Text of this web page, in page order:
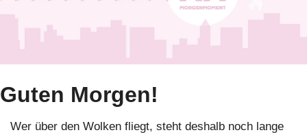
Guten Morgen!
Wer über den Wolken fliegt, steht deshalb noch lange